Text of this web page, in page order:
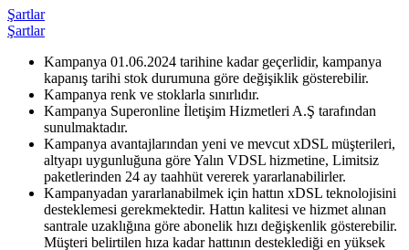
Şartlar
Şartlar
Kampanya 01.06.2024 tarihine kadar geçerlidir, kampanya
kapanış tarihi stok durumuna göre değişiklik gösterebilir.
Kampanya renk ve stoklarla sınırlıdır.
Kampanya Superonline İletişim Hizmetleri A.Ş tarafından
sunulmaktadır.
Kampanya avantajlarından yeni ve mevcut xDSL müşterileri,
altyapı uygunluğuna göre Yalın VDSL hizmetine, Limitsiz
paketlerinden 24 ay taahhüt vererek yararlanabilirler.
Kampanyadan yararlanabilmek için hattın xDSL teknolojisini
desteklemesi gerekmektedir. Hattın kalitesi ve hizmet alınan
santrale uzaklığına göre abonelik hızı değişkenlik gösterebilir.
Müşteri belirtilen hıza kadar hattının desteklediği en yüksek